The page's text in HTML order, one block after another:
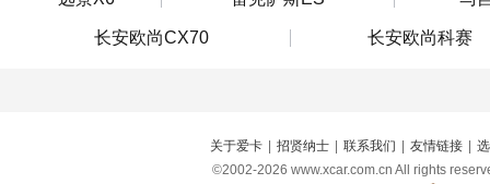
长安欧尚CX70 长安欧尚科赛
关于爱卡 | 招贤纳士 | 联系我们 | 友情链接 |
©2002-2026 www.xcar.com.cn All rights